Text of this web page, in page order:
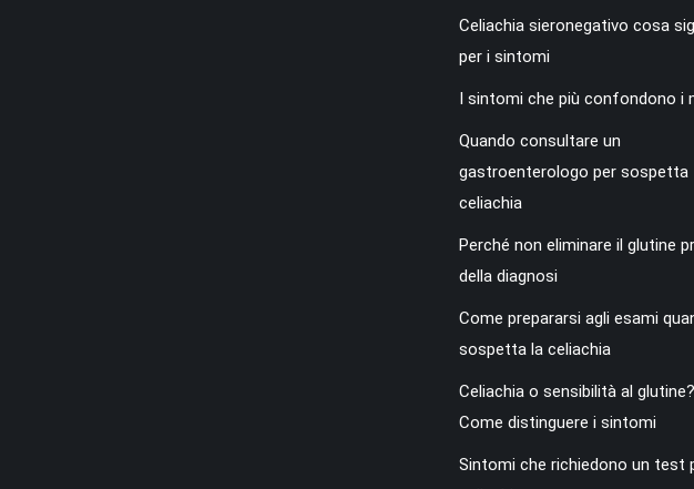
Celiachia sieronegativo cosa
per i sintomi
I sintomi che più confondono i
Quando consultare un
gastroenterologo per sospetta
celiachia
Perché non eliminare il glutine
della diagnosi
Come prepararsi agli esami
sospetta la celiachia
Celiachia o sensibilità al glutine?
Come distinguere i sintomi
Sintomi che richiedono un test